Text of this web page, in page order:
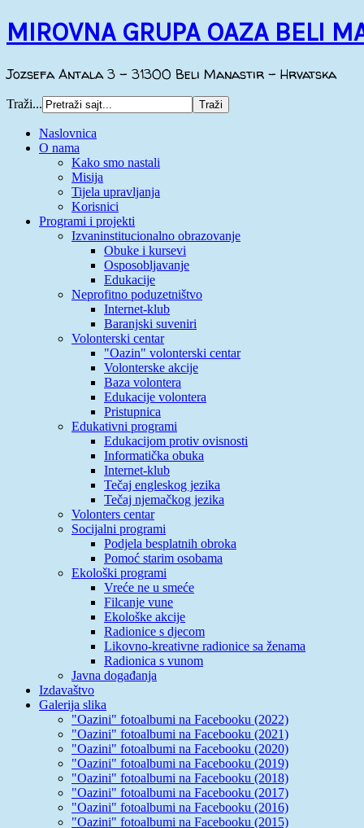
MIROVNA GRUPA OAZA BELI
Jozsefa Antala 3 - 31300 Beli Manastir - Hrvatska
Traži...
Naslovnica
O nama
Kako smo nastali
Misija
Tijela upravljanja
Korisnici
Programi i projekti
Izvaninstitucionalno obrazovanje
Obuke i kursevi
Osposobljavanje
Edukacije
Neprofitno poduzetništvo
Internet-klub
Baranjski suveniri
Volonterski centar
"Oazin" volonterski centar
Volonterske akcije
Baza volontera
Edukacije volontera
Pristupnica
Edukativni programi
Edukacijom protiv ovisnosti
Informatička obuka
Internet-klub
Tečaj engleskog jezika
Tečaj njemačkog jezika
Volonters centar
Socijalni programi
Podjela besplatnih obroka
Pomoć starim osobama
Ekološki programi
Vreće ne u smeće
Filcanje vune
Ekološke akcije
Radionice s djecom
Likovno-kreativne radionice sa ženama
Radionica s vunom
Javna događanja
Izdavaštvo
Galerija slika
"Oazini" fotoalbumi na Facebooku (2022)
"Oazini" fotoalbumi na Facebooku (2021)
"Oazini" fotoalbumi na Facebooku (2020)
"Oazini" fotoalbumi na Facebooku (2019)
"Oazini" fotoalbumi na Facebooku (2018)
"Oazini" fotoalbumi na Facebooku (2017)
"Oazini" fotoalbumi na Facebooku (2016)
"Oazini" fotoalbumi na Facebooku (2015)